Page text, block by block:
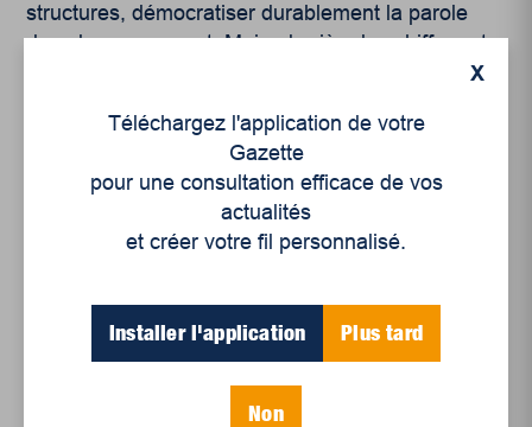
structures, démocratiser durablement la parole
dans le mouvement. Mais, derrière les chiffres et
est temps de réapprendre, ensemble, à rêver pour
la collectivité plutôt que de répondre
individuellement à chaque besoin.
Ce soir-là, au Temps d’une pinte, ce rêve semblait
X
Téléchargez l'application de votre
Gazette
pour une consultation efficace de vos
actualités
et créer votre fil personnalisé.
Installer l'application Plus tard
Non